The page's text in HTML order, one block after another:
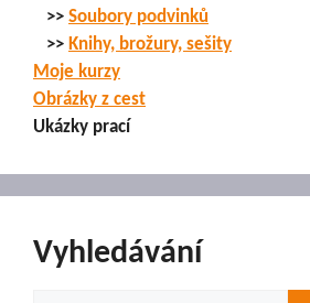
>> Soubory podvinků
>> Knihy, brožury, sešity
Moje kurzy
Obrázky z cest
Ukázky prací
Vyhledávání